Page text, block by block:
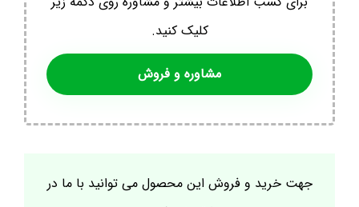
کلیک کنید.
مشاوره و فروش
جهت خرید و فروش این محصول می توانید با ما در